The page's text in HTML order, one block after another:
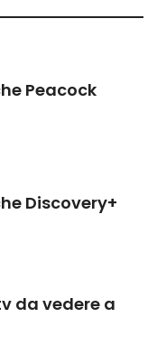
Peacock
Discovery+
da vedere a